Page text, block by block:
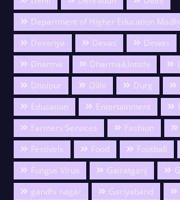
Department of Higher Education
Devariya
Devas Dewas
Dharma
Dharma&Jotishi
Dholpur
Dilhi Durg
Education
Entertainment
Farmers Services
Fashion
Festivels
Food Football
Fungus Virus
Gairatganj
gandhi nagar
Gariyaband